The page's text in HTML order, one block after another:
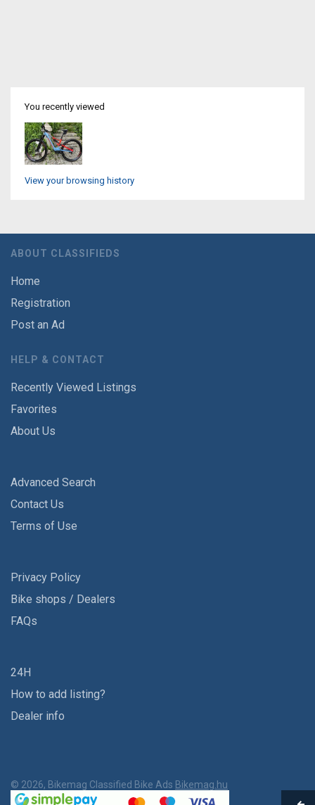
You recently viewed
View your browsing history
ABOUT CLASSIFIEDS
Home
Registration
Post an Ad
HELP & CONTACT
Recently Viewed Listings
Favorites
About Us
Advanced Search
Contact Us
Terms of Use
Privacy Policy
Bike shops / Dealers
FAQs
24H
How to add listing?
Dealer info
© 2026, Bikemag Classified Bike Ads Bikemag.hu